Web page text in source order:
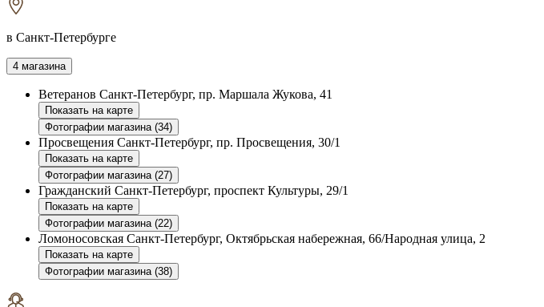
в Санкт-Петербурге
4 магазина
Ветеранов Санкт-Петербург, пр. Маршала Жукова, 41
Показать на карте
Фотографии магазина (34)
Просвещения Санкт-Петербург, пр. Просвещения, 30/1
Показать на карте
Фотографии магазина (27)
Гражданский Санкт-Петербург, проспект Культуры, 29/1
Показать на карте
Фотографии магазина (22)
Ломоносовская Санкт-Петербург, Октябрьская набережная, 66/Народная улица, 2
Показать на карте
Фотографии магазина (38)